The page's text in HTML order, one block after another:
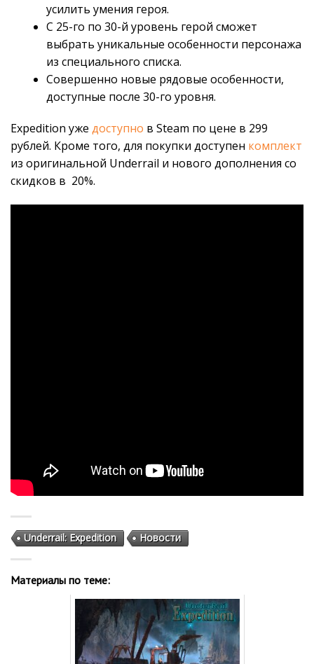
усилить умения героя.
С 25-го по 30-й уровень герой сможет
выбрать уникальные особенности персонажа
из специального списка.
Совершенно новые рядовые особенности,
доступные после 30-го уровня.
Expedition уже доступно в Steam по цене в 299
рублей. Кроме того, для покупки доступен комплект
из оригинальной Underrail и нового дополнения со
скидков в 20%.
Underrail: Expedition Новости
Материалы по теме: